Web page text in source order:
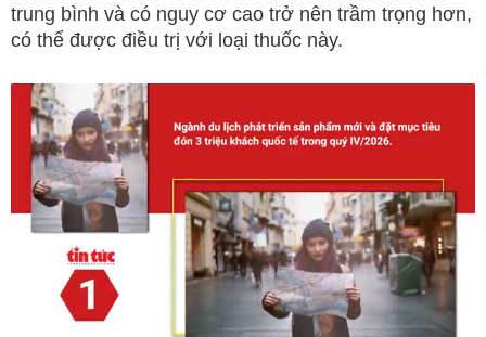
trung bình và có nguy cơ cao trở nên trầm trọng hơn,
có thể được điều trị với loại thuốc này.